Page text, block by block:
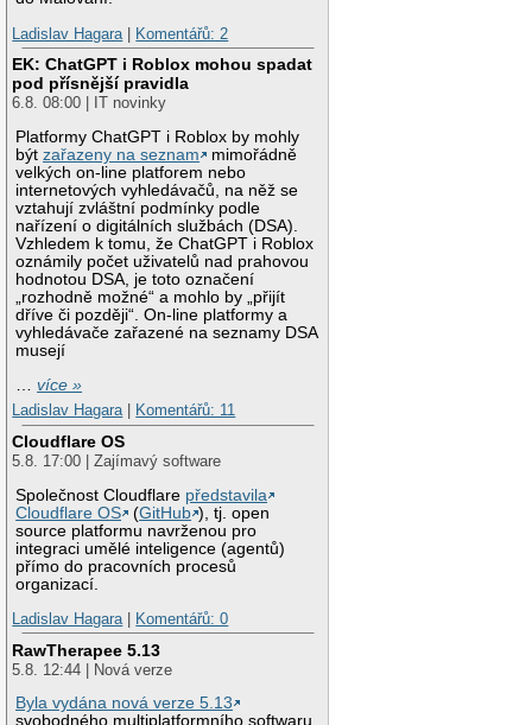
Ladislav Hagara
Komentářů: 2
EK: ChatGPT i Roblox mohou spadat
pod přísnější pravidla
6.8. 08:00 | IT novinky
Platformy ChatGPT i Roblox by mohly
býtzařazeny na seznam
mimořádně
velkých on-line platforem nebo
internetových vyhledávačů, na něž se
vztahují zvláštní podmínky podle
nařízení o digitálních službách (DSA).
Vzhledem k tomu, že ChatGPT i Roblox
oznámily počet uživatelů nad prahovou
hodnotou DSA, je toto označení
„rozhodně možné“ a mohlo by „přijít
dříve či později“. On-line platformy a
vyhledávače zařazené na seznamy DSA
musejí
…více »
Ladislav Hagara| Komentářů: 11
Cloudflare OS
5.8. 17:00 | Zajímavý software
Společnost Cloudflare představila
Cloudflare OS
(GitHub ), tj. open
source platformu navrženou pro
integraci umělé inteligence (agentů)
přímo do pracovních procesů
organizací.
Ladislav Hagara| Komentářů: 0
RawTherapee 5.13
5.8. 12:44 | Nová verze
Byla vydána nová verze 5.13
svobodného multiplatformního softwaru